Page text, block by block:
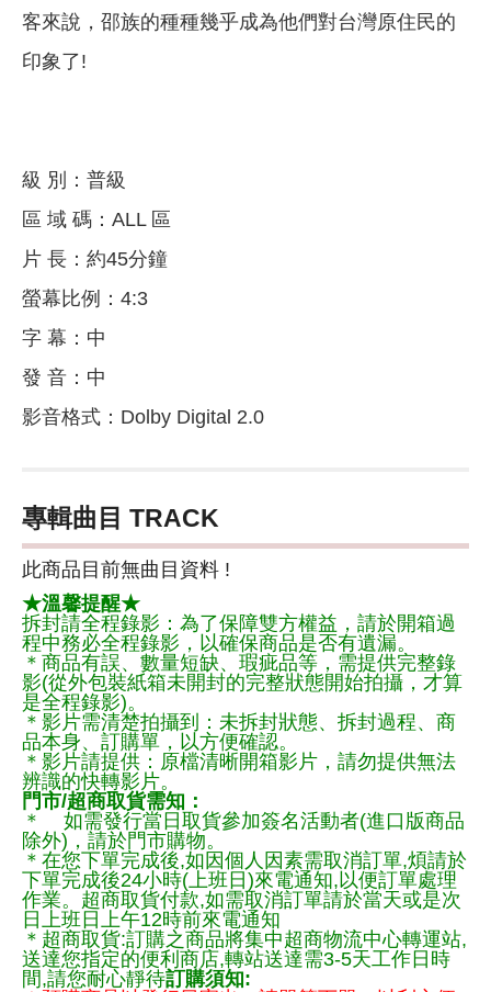
客來說，邵族的種種幾乎成為他們對台灣原住民的
印象了!
級 別：普級
區 域 碼：ALL 區
片 長：約45分鐘
螢幕比例：4:3
字 幕：中
發 音：中
影音格式：Dolby Digital 2.0
專輯曲目 TRACK
此商品目前無曲目資料 !
★溫馨提醒★
拆封請全程錄影：為了保障雙方權益，請於開箱過
程中務必全程錄影，以確保商品是否有遺漏。
＊商品有誤、數量短缺、瑕疵品等，需提供完整錄
影(從外包裝紙箱未開封的完整狀態開始拍攝，才算
是全程錄影)。
＊影片需清楚拍攝到：未拆封狀態、拆封過程、商
品本身、訂購單，以方便確認。
＊影片請提供：原檔清晰開箱影片，請勿提供無法
辨識的快轉影片。
門市/超商取貨需知：
＊ 如需發行當日取貨參加簽名活動者(進口版商品
除外)，請於門市購物。
＊在您下單完成後,如因個人因素需取消訂單,煩請於
下單完成後24小時(上班日)來電通知,以便訂單處理
作業。超商取貨付款,如需取消訂單請於當天或是次
日上班日上午12時前來電通知
＊超商取貨:訂購之商品將集中超商物流中心轉運站,
送達您指定的便利商店,轉站送達需3-5天工作日時
間,請您耐心靜待訂購須知: